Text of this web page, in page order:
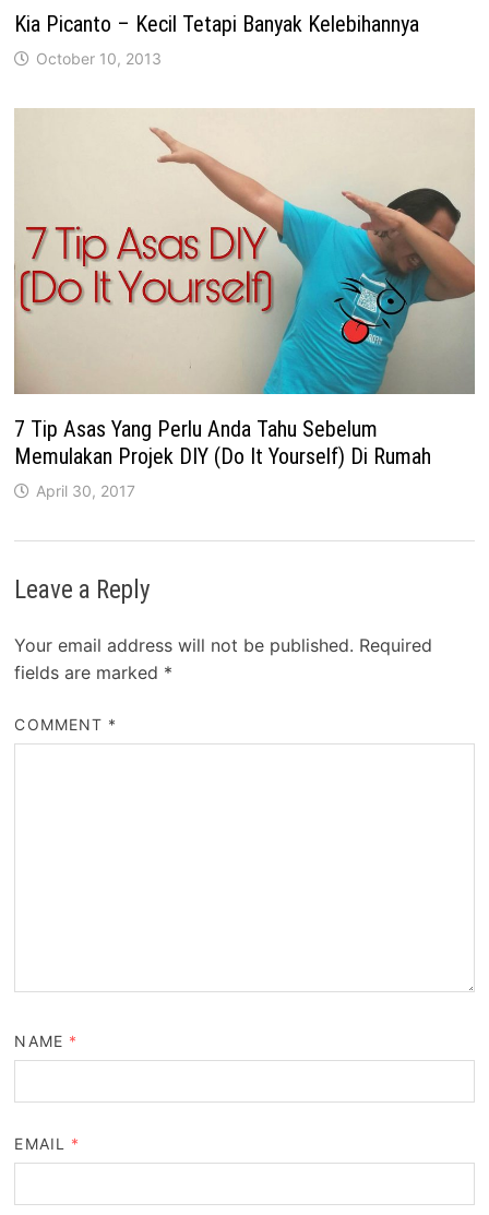
Kia Picanto – Kecil Tetapi Banyak Kelebihannya
October 10, 2013
7 Tip Asas Yang Perlu Anda Tahu Sebelum
Memulakan Projek DIY (Do It Yourself) Di Rumah
April 30, 2017
Leave a Reply
Your email address will not be published. Required
fields are marked *
COMMENT *
NAME *
EMAIL *